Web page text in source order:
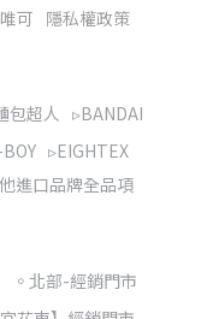
可 隱私權政策
包超人 ▹BANDAI
▹EIGHTEX
進口品牌全品項
◦北部-經銷門市